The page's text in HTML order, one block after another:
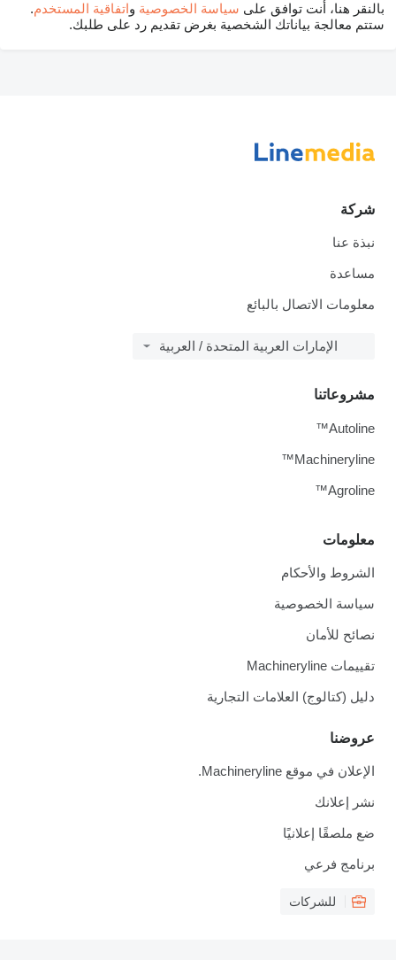
بالنقر هنا، أنت توافق على سياسة الخصوصية واتفاقية المستخدم.
ستتم معالجة بياناتك الشخصية بغرض تقديم رد على طلبك.
شركة
نبذة عنا
مساعدة
معلومات الاتصال بالبائع
الإمارات العربية المتحدة / العربية
معلومات
الشروط والأحكام
سياسة الخصوصية
نصائح للأمان
تقييمات Machineryline
دليل (كتالوج) العلامات التجارية
عروضنا
الإعلان في موقع Machineryline.
نشر إعلانك
ضع ملصقًا إعلانيًا
برنامج فرعي
للشركات
مشروعاتنا
Autoline™
Machineryline™
Agroline™